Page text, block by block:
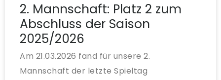
2. Mannschaft: Platz 2 zum
Abschluss der Saison
2025/2026
Am 21.03.2026 fand für unsere 2.
Mannschaft der letzte Spieltag